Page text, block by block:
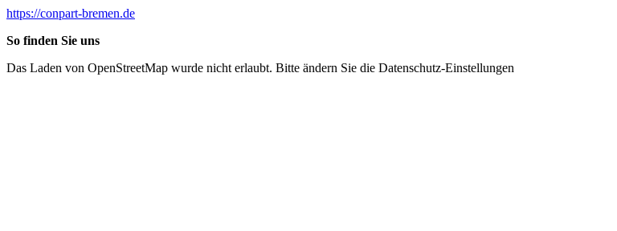
https://conpart-bremen.de
So finden Sie uns
Das Laden von OpenStreetMap wurde nicht erlaubt. Bitte ändern Sie die Datenschutz-Einstellungen